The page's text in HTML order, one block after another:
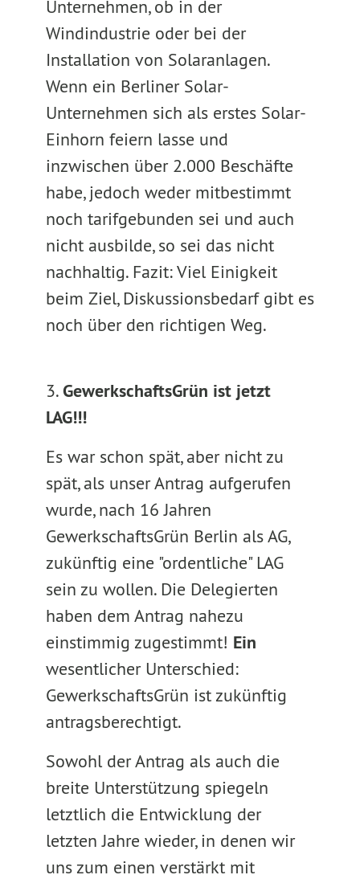
Unternehmen, ob in der
Windindustrie oder bei der
Installation von Solaranlagen.
Wenn ein Berliner Solar-
Unternehmen sich als erstes Solar-
Einhorn feiern lasse und
inzwischen über 2.000 Beschäfte
habe, jedoch weder mitbestimmt
noch tarifgebunden sei und auch
nicht ausbilde, so sei das nicht
nachhaltig. Fazit: Viel Einigkeit
beim Ziel, Diskussionsbedarf gibt es
noch über den richtigen Weg.
3.GewerkschaftsGrün ist jetzt
LAG!!!
Es war schon spät, aber nicht zu
spät, als unser Antrag aufgerufen
wurde, nach 16 Jahren
GewerkschaftsGrün Berlin als AG,
zukünftig eine "ordentliche" LAG
sein zu wollen. Die Delegierten
haben dem Antrag nahezu
einstimmig zugestimmt! Ein
wesentlicher Unterschied:
GewerkschaftsGrün ist zukünftig
antragsberechtigt.
Sowohl der Antrag als auch die
breite Unterstützung spiegeln
letztlich die Entwicklung der
letzten Jahre wieder, in denen wir
uns zum einen verstärkt mit